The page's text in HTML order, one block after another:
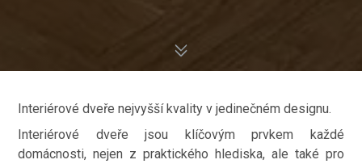
Interiérové dveře nejvyšší kvality v jedinečném designu.
Interiérové dveře jsou klíčovým prvkem každé
domácnosti, nejen z praktického hlediska, ale také pro